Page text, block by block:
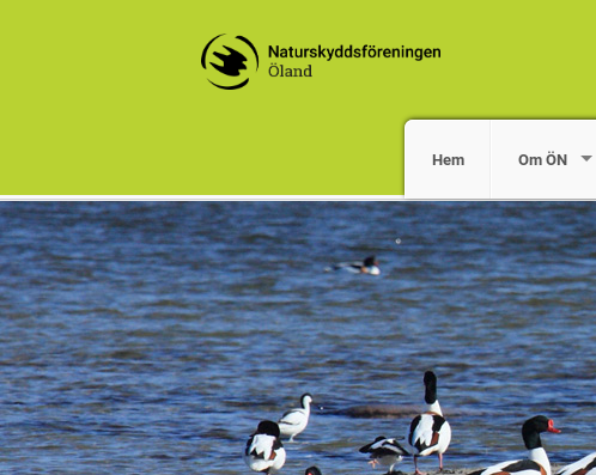
Hem Om ÖN